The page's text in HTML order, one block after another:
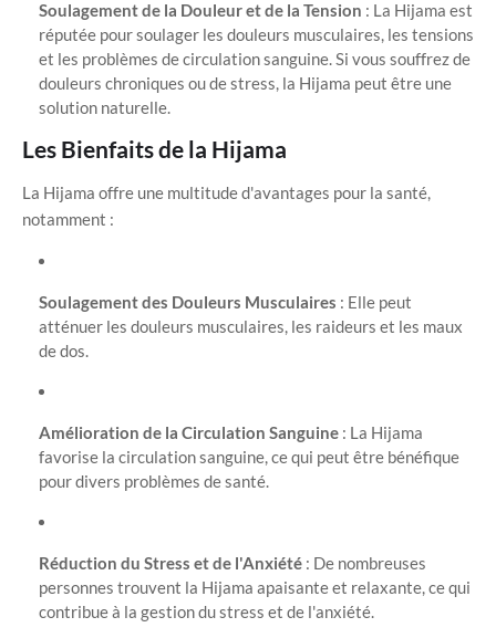
Soulagement de la Douleur et de la Tension : La Hijama est
réputée pour soulager les douleurs musculaires, les tensions
et les problèmes de circulation sanguine. Si vous souffrez de
douleurs chroniques ou de stress, la Hijama peut être une
solution naturelle.
Les Bienfaits de la Hijama
La Hijama offre une multitude d'avantages pour la santé,
notamment :
Soulagement des Douleurs Musculaires : Elle peut
atténuer les douleurs musculaires, les raideurs et les maux
de dos.
Amélioration de la Circulation Sanguine : La Hijama
favorise la circulation sanguine, ce qui peut être bénéfique
pour divers problèmes de santé.
Réduction du Stress et de l'Anxiété : De nombreuses
personnes trouvent la Hijama apaisante et relaxante, ce qui
contribue à la gestion du stress et de l'anxiété.